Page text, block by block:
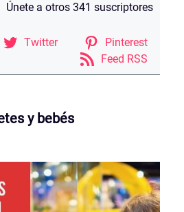
Únete a otros 341 suscriptores
Twitter
Pinterest
Feed RSS
y bebés